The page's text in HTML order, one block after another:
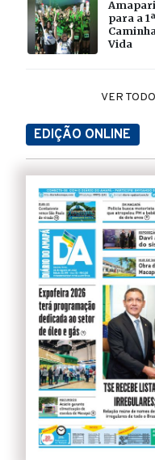
para a
Vida
VER
EDIÇÃO ONLINE